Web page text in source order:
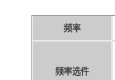
频率
频率选件